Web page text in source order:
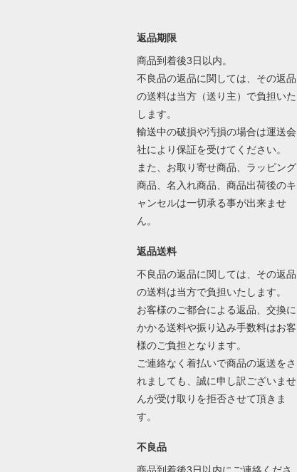
返品期限
商品到着後3日以内。
不良品の返品に関しては、その返品
の送料は当方（送り主）で負担いた
します。
輸送中の破損や汚損の場合は運送会
社により保証を受けてください。
また、お取り寄せ商品、ラッピング
商品、名入れ商品、商品出荷後のキ
ャンセルは一切承る事が出来ませ
ん。
返品送料
不良品の返品に関しては、その返品
の送料は当方で負担いたします。
お客様のご都合による返品、交換に
かかる送料や振り込み手数料はお客
様のご負担となります。
ご連絡なく着払いで商品の返送をさ
れましても、誠に申し訳ございませ
んが受け取りを拒否させて頂きま
す。
不良品